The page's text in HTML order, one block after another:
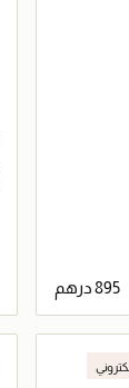
⁦895⁩ درهم